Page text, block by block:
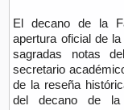
El decano de la
apertura oficial de
sagradas notas
secretario
de la reseña
del decano de la